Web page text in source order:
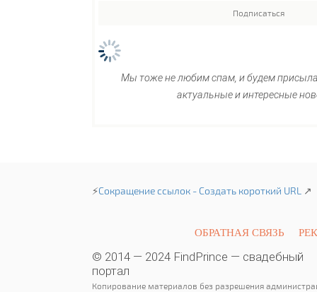
Мы тоже не любим спам, и будем
актуальные и интересные
⚡Сокращение ссылок - Создать короткий URL ↗
ОБРАТНАЯ СВЯЗЬ
© 2014 — 2024 FindPrince — свадебный
портал
Копирование материалов без разрешения